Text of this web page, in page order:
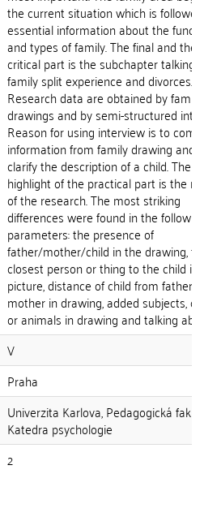
the current situation which is
essential information about the
and types of family. The final and the
critical part is the subchapter talking
family split experience and divorces.
Research data are obtained by family
drawings and by semi-structured
Reason for using interview is to
information from family drawing and
clarify the description of a child. The
highlight of the practical part is the
of the research. The most striking
differences were found in the
parameters: the presence of
father/mother/child in the drawing,
closest person or thing to the child in
picture, distance of child from father
mother in drawing, added subjects,
or animals in drawing and talking
V
Praha
Univerzita Karlova, Pedagogická
Katedra psychologie
2